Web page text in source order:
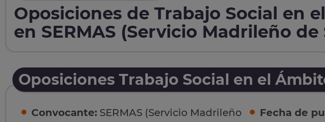
Oposiciones de Trabajo Social en
en SERMAS (Servicio Madrileño de
Oposiciones Trabajo Social en el
Convocante: SERMAS (Servicio Madrileño
Fecha de